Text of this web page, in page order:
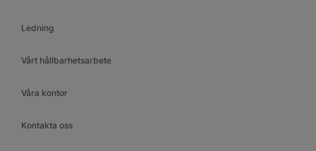
Ledning
Vårt hållbarhetsarbete
Våra kontor
Kontakta oss